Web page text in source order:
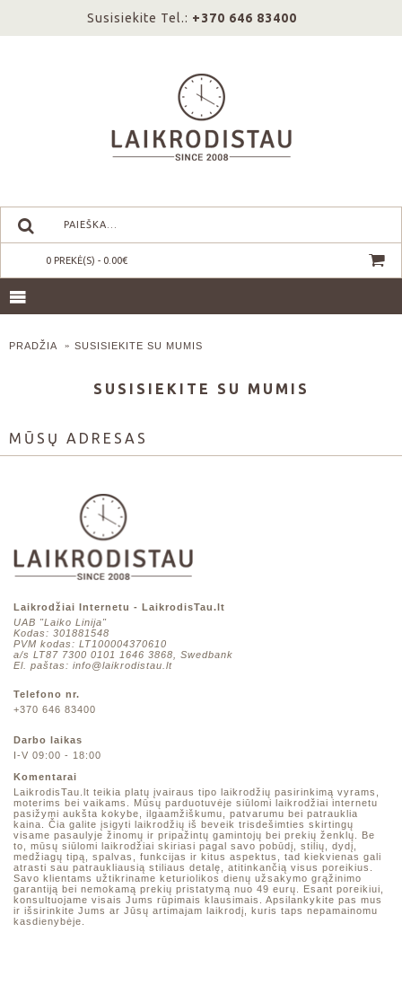
Susisiekite Tel.: +370 646 83400
0 PREKĖ(S) - 0.00€
PRADŽIA SUSISIEKITE SU MUMIS
SUSISIEKITE SU MUMIS
MŪSŲ ADRESAS
Laikrodžiai Internetu - LaikrodisTau.lt
UAB "Laiko Linija"
Kodas: 301881548
PVM kodas: LT100004370610
a/s LT87 7300 0101 1646 3868, Swedbank
El. paštas: info@laikrodistau.lt
Telefono nr.
+370 646 83400
Darbo laikas
I-V 09:00 - 18:00
Komentarai
LaikrodisTau.lt teikia platų įvairaus tipo laikrodžių pasirinkimą vyrams,
moterims bei vaikams. Mūsų parduotuvėje siūlomi laikrodžiai internetu
pasižymi aukšta kokybe, ilgaamžiškumu, patvarumu bei patrauklia
kaina. Čia galite įsigyti laikrodžių iš beveik trisdešimties skirtingų
visame pasaulyje žinomų ir pripažintų gamintojų bei prekių ženklų. Be
to, mūsų siūlomi laikrodžiai skiriasi pagal savo pobūdį, stilių, dydį,
medžiagų tipą, spalvas, funkcijas ir kitus aspektus, tad kiekvienas gali
atrasti sau patraukliausią stiliaus detalę, atitinkančią visus poreikius.
Savo klientams užtikriname keturiolikos dienų užsakymo grąžinimo
garantiją bei nemokamą prekių pristatymą nuo 49 eurų. Esant poreikiui,
konsultuojame visais Jums rūpimais klausimais. Apsilankykite pas mus
ir išsirinkite Jums ar Jūsų artimajam laikrodį, kuris taps nepamainomu
kasdienybėje.